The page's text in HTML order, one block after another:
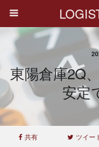
東陽倉庫2Q
安定
共有 ツイー